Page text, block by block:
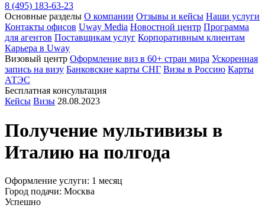
8 (495) 183-63-23
Основные разделы О компании Отзывы и кейсы Наши услуги
Контакты офисов Uway Media Новостной центр Программа
для агентов Поставщикам услуг Корпоративным клиентам
Карьера в Uway
Визовый центр Оформление виз в 60+ стран мира Ускоренная
запись на визу Банковские карты СНГ Визы в Россию Карты
АТЭС
Бесплатная консультация
Кейсы Визы 28.08.2023
Получение мультивизы в
Италию на полгода
Оформление услуги: 1 месяц
Город подачи: Москва
Успешно